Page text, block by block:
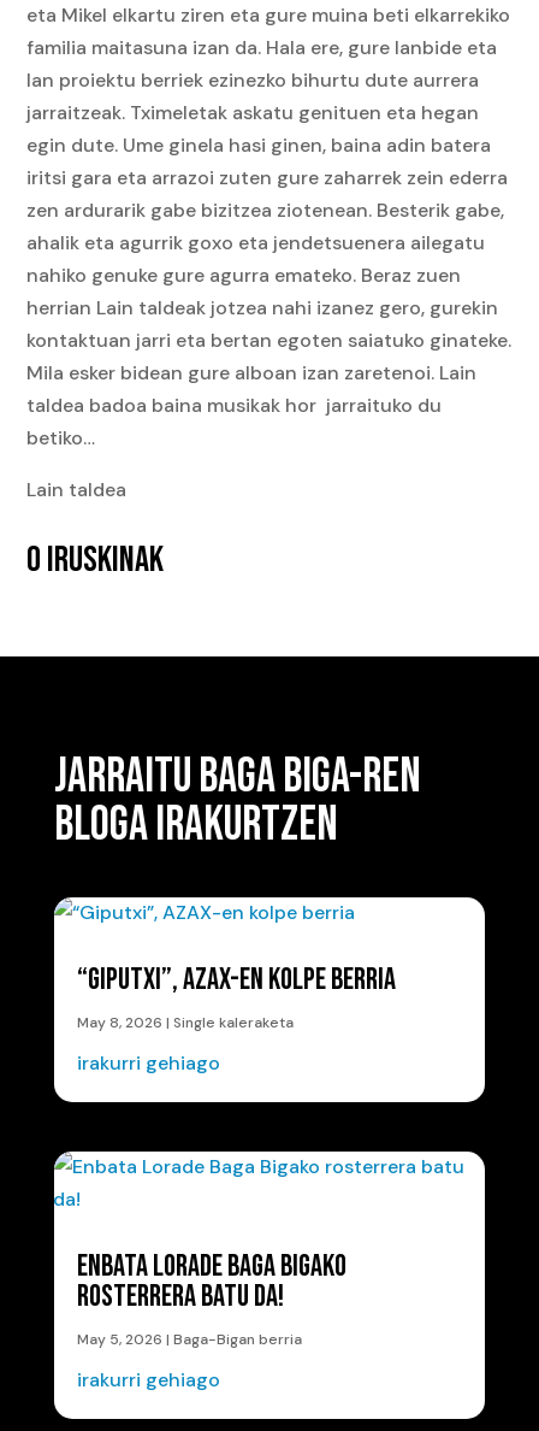
eta Mikel elkartu ziren eta gure muina beti elkarrekiko
familia maitasuna izan da. Hala ere, gure lanbide eta
lan proiektu berriek ezinezko bihurtu dute aurrera
jarraitzeak. Tximeletak askatu genituen eta hegan
egin dute. Ume ginela hasi ginen, baina adin batera
iritsi gara eta arrazoi zuten gure zaharrek zein ederra
zen ardurarik gabe bizitzea ziotenean. Besterik gabe,
ahalik eta agurrik goxo eta jendetsuenera ailegatu
nahiko genuke gure agurra emateko. Beraz zuen
herrian Lain taldeak jotzea nahi izanez gero, gurekin
kontaktuan jarri eta bertan egoten saiatuko ginateke.
Mila esker bidean gure alboan izan zaretenoi. Lain
taldea badoa baina musikak hor jarraituko du
betiko…
Lain taldea
0 IRUSKINAK
JARRAITU BAGA BIGA-REN
BLOGA IRAKURTZEN
“GIPUTXI”, AZAX-EN KOLPE BERRIA
May 8, 2026 | Single kaleraketa
irakurri gehiago
ENBATA LORADE BAGA BIGAKO
ROSTERRERA BATU DA!
May 5, 2026 | Baga-Bigan berria
irakurri gehiago